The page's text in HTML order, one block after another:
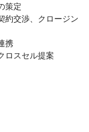
策定
約交渉、クロージン
携
ロスセル提案